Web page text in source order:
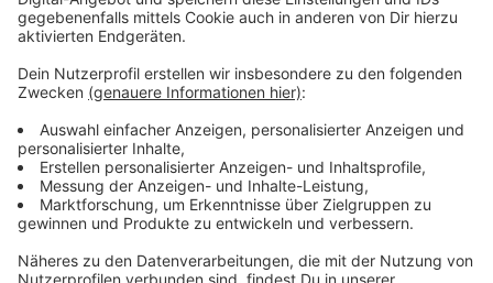
deutlich günstiger. Aber auch hier muss Geld in die
grundhafte Erneuerung fließen, sagte ein Sprecher der
Gemeinde Hellenthal.
Der Gemeinde-Entwicklungsausschuss hat
zugestimmt, noch diesen Monat die Fördergelder
dafür zu beantragen.
Anzeige